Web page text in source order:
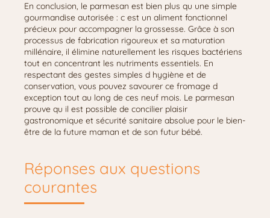
En conclusion, le parmesan est bien plus qu une simple
gourmandise autorisée : c est un aliment fonctionnel
précieux pour accompagner la grossesse. Grâce à son
processus de fabrication rigoureux et sa maturation
millénaire, il élimine naturellement les risques bactériens
tout en concentrant les nutriments essentiels. En
respectant des gestes simples d hygiène et de
conservation, vous pouvez savourer ce fromage d
exception tout au long de ces neuf mois. Le parmesan
prouve qu il est possible de concilier plaisir
gastronomique et sécurité sanitaire absolue pour le bien-
être de la future maman et de son futur bébé.
Réponses aux questions
courantes